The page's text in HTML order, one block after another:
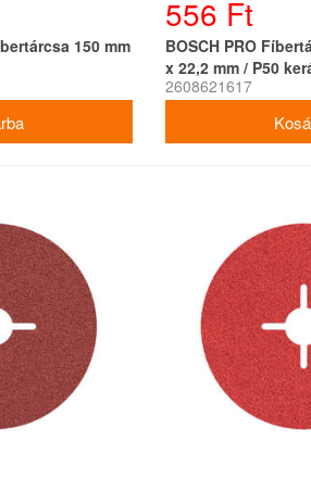
150 mm
556 Ft
BOSCH PRO
x 22,2 mm / P50
2608621617